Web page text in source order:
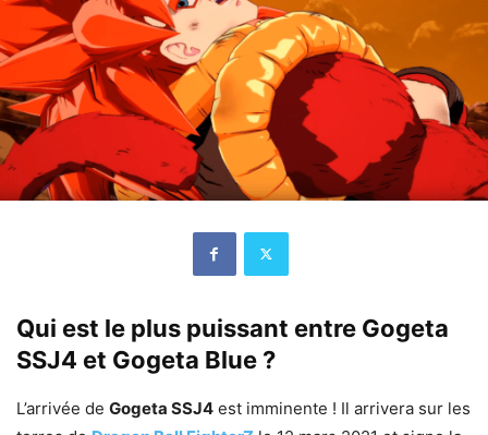
Qui est le plus puissant entre Gogeta
SSJ4 et Gogeta Blue ?
L’arrivée de Gogeta SSJ4 est imminente ! Il arrivera sur les